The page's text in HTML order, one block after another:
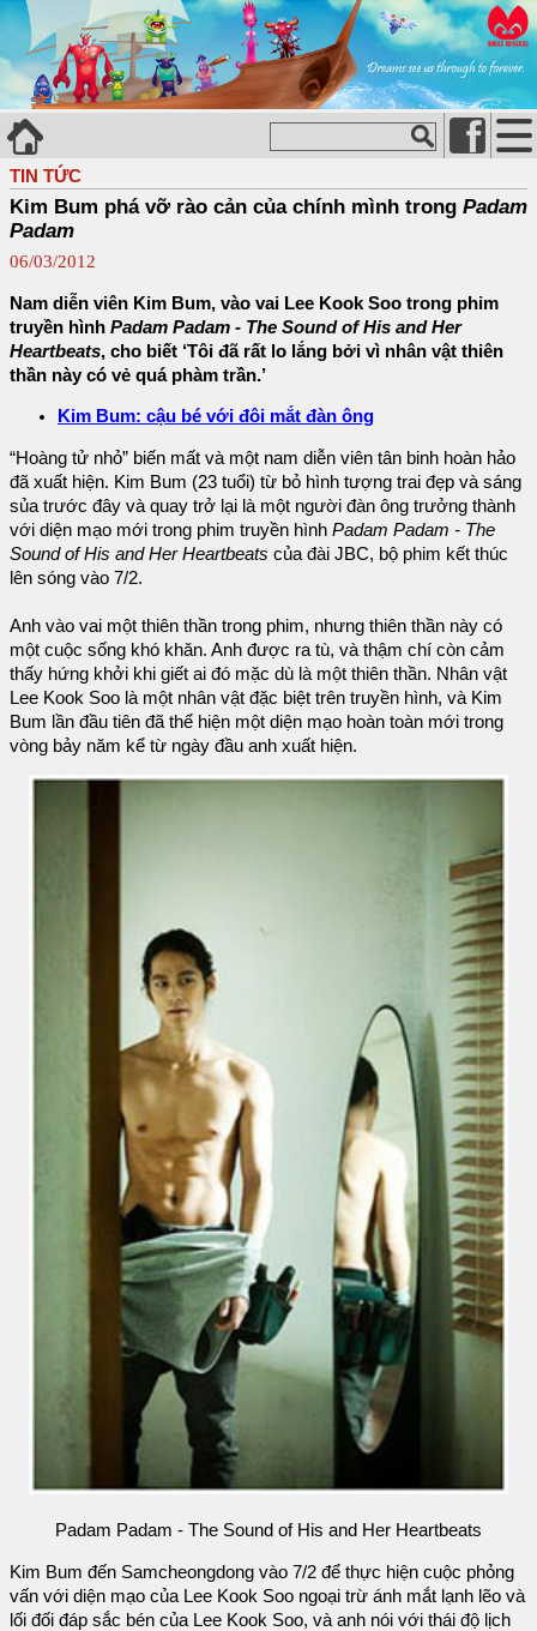
TIN TỨC
Kim Bum phá vỡ rào cản của chính mình trong Padam
Padam
06/03/2012
Nam diễn viên Kim Bum, vào vai Lee Kook Soo trong phim
truyền hình Padam Padam - The Sound of His and Her
Heartbeats, cho biết ‘Tôi đã rất lo lắng bởi vì nhân vật thiên
thần này có vẻ quá phàm trần.’
Kim Bum: cậu bé với đôi mắt đàn ông
“Hoàng tử nhỏ” biến mất và một nam diễn viên tân binh hoàn hảo
đã xuất hiện. Kim Bum (23 tuổi) từ bỏ hình tượng trai đẹp và sáng
sủa trước đây và quay trở lại là một người đàn ông trưởng thành
với diện mạo mới trong phim truyền hình Padam Padam - The
Sound of His and Her Heartbeats của đài JBC, bộ phim kết thúc
lên sóng vào 7/2.
Anh vào vai một thiên thần trong phim, nhưng thiên thần này có
một cuộc sống khó khăn. Anh được ra tù, và thậm chí còn cảm
thấy hứng khởi khi giết ai đó mặc dù là một thiên thần. Nhân vật
Lee Kook Soo là một nhân vật đặc biệt trên truyền hình, và Kim
Bum lần đầu tiên đã thể hiện một diện mạo hoàn toàn mới trong
vòng bảy năm kể từ ngày đầu anh xuất hiện.
Padam Padam - The Sound of His and Her Heartbeats
Kim Bum đến Samcheongdong vào 7/2 để thực hiện cuộc phỏng
vấn với diện mạo của Lee Kook Soo ngoại trừ ánh mắt lạnh lẽo và
lối đối đáp sắc bén của Lee Kook Soo, và anh nói với thái độ lịch